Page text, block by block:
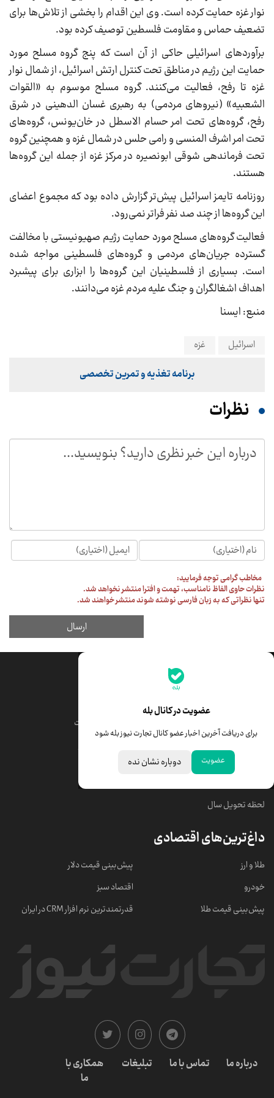
عضویت در کانال بله
برای دریافت آخرین اخبار عضو کانال تجارت نیوز بله شود
عضویت دوباره نشان نده
جدیدترین قیمت‌ها
قیمت درهم امارات
خبرهای مهم
لحظه تحویل سال
داغ‌ترین‌های اقتصادی
طلا و ارز
خودرو
پیش‌بینی قیمت طلا
پیش‌بینی قیمت دلار
اقتصاد سبز
قدرتمندترین نرم‌ افزار CRM در ایران
درباره ما تماس با ما تبلیغات
همکاری با
ما